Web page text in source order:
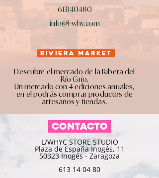
613140480
info@l-why.com
RIVIERA MARKET
Descubre el mercado de la Ribera del
Río Grío.
Un mercado con 4 ediciones anuales,
en el podrás comprar productos de
artesanos y tiendas.
CONTACTO
L/WHYC STORE STUDIO
Plaza de España Inogés, 11
50323 Inogés - Zaragoza
613 14 04 80